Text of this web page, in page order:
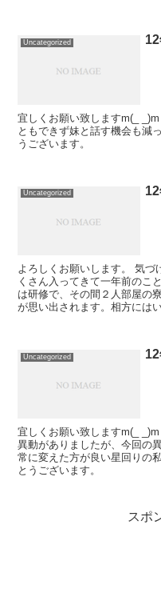
Uncategorized
宜しくお願い致しますm(_
ともできず妹と話す機会も減
うございます。
Uncategorized
よろしくお願いします。 気づ
くさん入ってきて一年前のこ
は研修で、その間２人部屋の
が思い出されます。相方には
Uncategorized
宜しくお願い致しますm(_
異動がありましたが、今回の
常に変えた方が良い星回りの
とうございます。
スポ